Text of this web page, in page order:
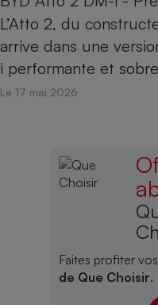
L’Atto 2, du
arrive dans une
i performante et
Le 17 mai 2026
Faites profiter
de Que Choisir.